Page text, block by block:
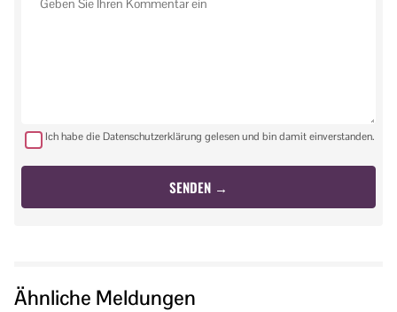
Ich habe die Datenschutzerklärung gelesen und bin damit einverstanden.
Ähnliche Meldungen